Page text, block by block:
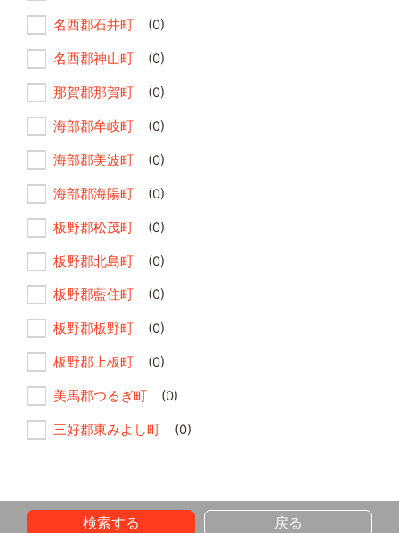
名西郡石井町 (0)
名西郡神山町 (0)
那賀郡那賀町 (0)
海部郡牟岐町 (0)
海部郡美波町 (0)
海部郡海陽町 (0)
板野郡松茂町 (0)
板野郡北島町 (0)
板野郡藍住町 (0)
板野郡板野町 (0)
板野郡上板町 (0)
美馬郡つるぎ町 (0)
三好郡東みよし町 (0)
検索する 戻る